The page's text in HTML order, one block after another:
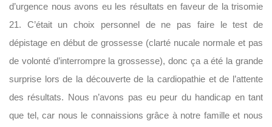
d’urgence nous avons eu les résultats en faveur de la trisomie
21. C’était un choix personnel de ne pas faire le test de
dépistage en début de grossesse (clarté nucale normale et pas
de volonté d’interrompre la grossesse), donc ça a été la grande
surprise lors de la découverte de la cardiopathie et de l’attente
des résultats. Nous n’avons pas eu peur du handicap en tant
que tel, car nous le connaissions grâce à notre famille et nous